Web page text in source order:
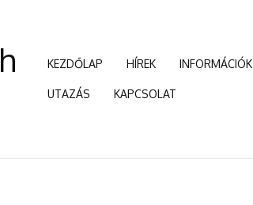
KEZDŐLAP HÍREK INFORMÁCIÓK
UTAZÁS KAPCSOLAT